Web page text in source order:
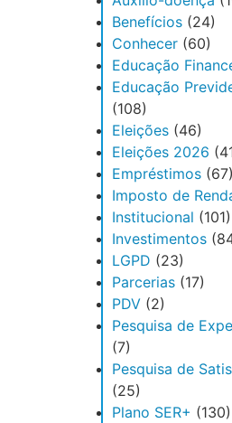
Benefícios (24)
Conhecer (60)
Educação
Educação
(108)
Eleições (46)
Eleições 2026
Empréstimos (67)
Imposto de
Institucional (101)
Investimentos
LGPD (23)
Parcerias (17)
PDV (2)
Pesquisa de
(7)
Pesquisa de
(25)
Plano SER+ (130)